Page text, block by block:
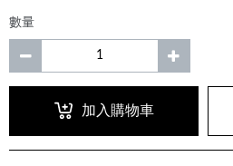
數量
加入購物車